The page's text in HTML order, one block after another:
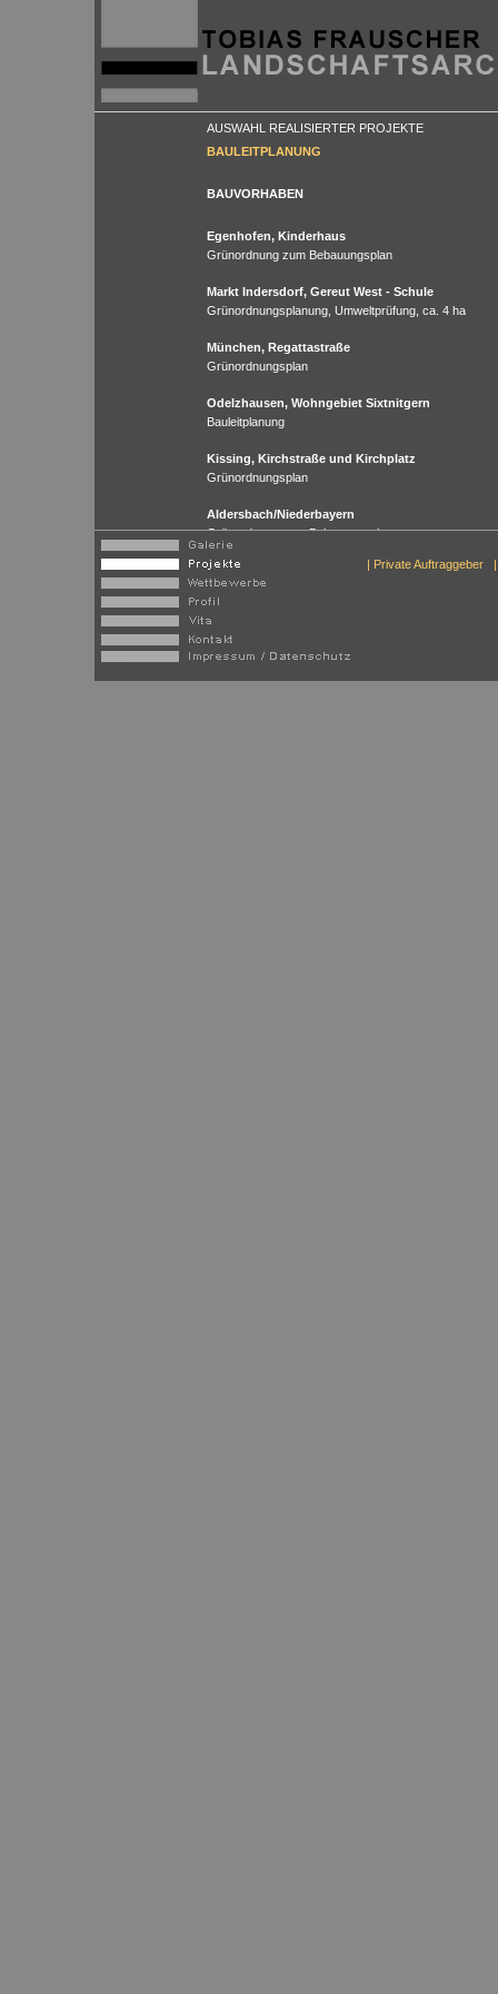
AUSWAHL REALISIERTER PROJEKTE
BAULEITPLANUNG
BAUVORHABEN
Egenhofen, Kinderhaus
Grünordnung zum Bebauungsplan
Markt Indersdorf, Gereut West - Schule
Grünordnungsplanung, Umweltprüfung, ca. 4 ha
München, Regattastraße
Grünordnungsplan
Odelzhausen, Wohngebiet Sixtnitgern
Bauleitplanung
Kissing, Kirchstraße und Kirchplatz
Grünordnungsplan
Aldersbach/Niederbayern
Grünordnung zum Bebauungsplan
| Private Auftraggeber